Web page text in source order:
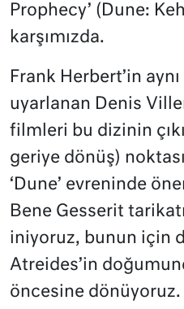
Prophecy’ (Dune:
karşımızda.
Frank Herbert’in
uyarlanan Denis
filmleri bu dizinin
geriye dönüş)
‘Dune’ evreninde
Bene Gesserit
iniyoruz, bunun için
Atreides’in
öncesine dönüyoruz.